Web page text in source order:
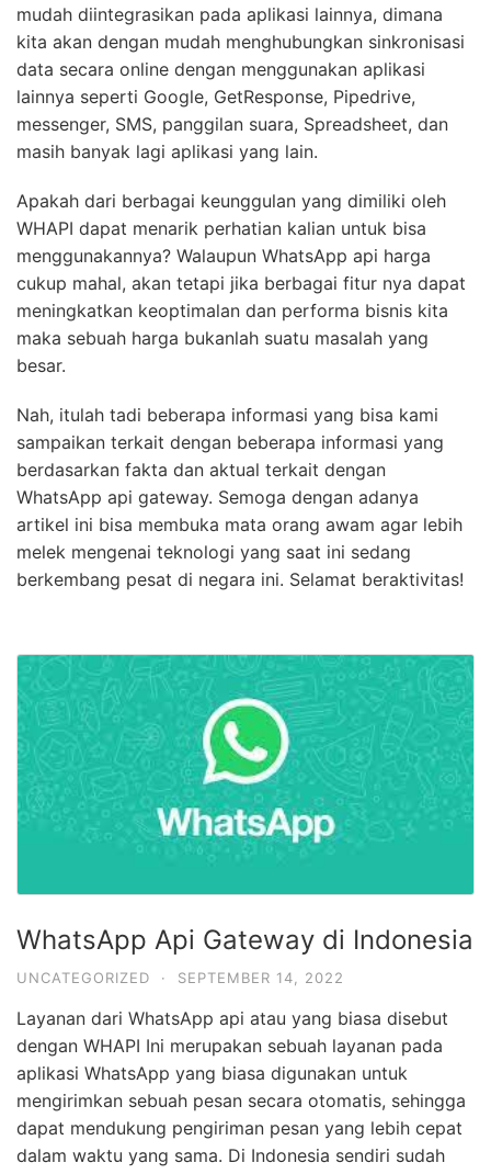
mudah diintegrasikan pada aplikasi lainnya, dimana
kita akan dengan mudah menghubungkan sinkronisasi
data secara online dengan menggunakan aplikasi
lainnya seperti Google, GetResponse, Pipedrive,
messenger, SMS, panggilan suara, Spreadsheet, dan
masih banyak lagi aplikasi yang lain.
Apakah dari berbagai keunggulan yang dimiliki oleh
WHAPI dapat menarik perhatian kalian untuk bisa
menggunakannya? Walaupun WhatsApp api harga
cukup mahal, akan tetapi jika berbagai fitur nya dapat
meningkatkan keoptimalan dan performa bisnis kita
maka sebuah harga bukanlah suatu masalah yang
besar.
Nah, itulah tadi beberapa informasi yang bisa kami
sampaikan terkait dengan beberapa informasi yang
berdasarkan fakta dan aktual terkait dengan
WhatsApp api gateway. Semoga dengan adanya
artikel ini bisa membuka mata orang awam agar lebih
melek mengenai teknologi yang saat ini sedang
berkembang pesat di negara ini. Selamat beraktivitas!
WhatsApp Api Gateway di Indonesia
UNCATEGORIZED · SEPTEMBER 14, 2022
Layanan dari WhatsApp api atau yang biasa disebut
dengan WHAPI Ini merupakan sebuah layanan pada
aplikasi WhatsApp yang biasa digunakan untuk
mengirimkan sebuah pesan secara otomatis, sehingga
dapat mendukung pengiriman pesan yang lebih cepat
dalam waktu yang sama. Di Indonesia sendiri sudah